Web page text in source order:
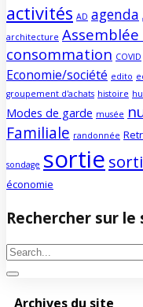
activités AD agenda
architecture
consommation COVID
Economie/société edito
groupement d'achats histoire
Modes de garde musée
Familiale randonnée
sondage sortie
économie
Rechercher sur le
Archives du site